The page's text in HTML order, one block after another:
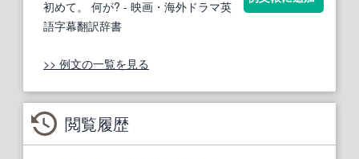
初めて。 何が? - 映画・海外ドラマ英
語字幕翻訳辞書
>> 例文の一覧を見る
閲覧履歴